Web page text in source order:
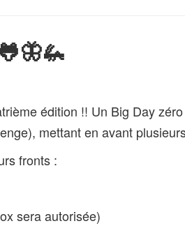
édition !! Un Big Day
mettant en avant
fronts :
sera autorisée)